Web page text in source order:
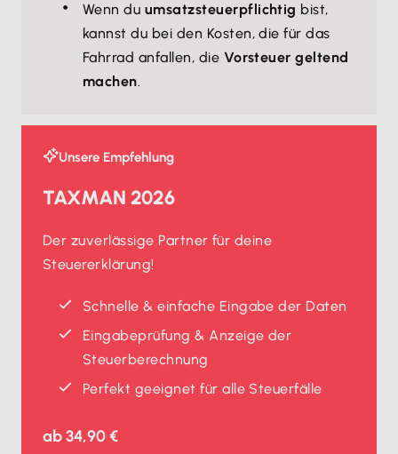
Wenn du umsatzsteuerpflichtig bist,
kannst du bei den Kosten, die für das
Fahrrad anfallen, die Vorsteuer geltend
machen.
Unsere Empfehlung
TAXMAN 2026
Der zuverlässige Partner für deine
Steuererklärung!
Schnelle & einfache Eingabe der Daten
Eingabeprüfung & Anzeige der
Steuerberechnung
Perfekt geeignet für alle Steuerfälle
ab34,90 €